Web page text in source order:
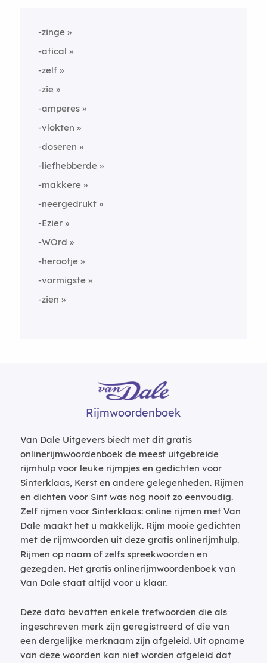
-zinge
-atical
-zelf
-zie
-amperes
-vlokten
-doseren
-liefhebberde
-makkere
-neergedrukt
-Ezier
-WOrd
-herootje
-vormigste
-zien
Rijmwoordenboek
Van Dale Uitgevers biedt met dit gratis
onlinerijmwoordenboek de meest uitgebreide
rijmhulp voor leuke rijmpjes en gedichten voor
Sinterklaas, Kerst en andere gelegenheden. Rijmen
en dichten voor Sint was nog nooit zo eenvoudig.
Zelf rijmen voor Sinterklaas: online rijmen met Van
Dale maakt het u makkelijk. Rijm mooie gedichten
met de rijmwoorden uit deze gratis onlinerijmhulp.
Rijmen op naam of zelfs spreekwoorden en
gezegden. Het gratis onlinerijmwoordenboek van
Van Dale staat altijd voor u klaar.
Deze data bevatten enkele trefwoorden die als
ingeschreven merk zijn geregistreerd of die van
een dergelijke merknaam zijn afgeleid. Uit opname
van deze woorden kan niet worden afgeleid dat